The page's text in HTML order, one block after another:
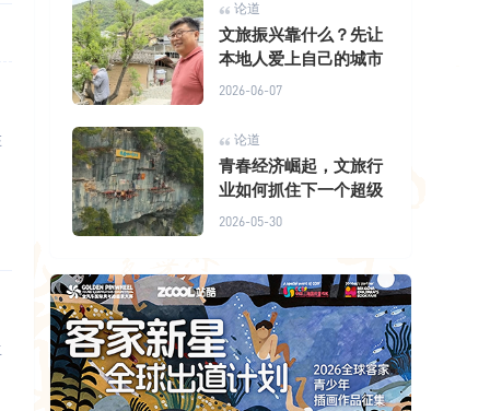
论道
文旅振兴靠什么？先让
本地人爱上自己的城市
2026-06-07
论道
青春经济崛起，文旅行
业如何抓住下一个超级
2026-05-30